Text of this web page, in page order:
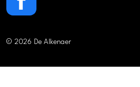
© 2026 De Alkenaer